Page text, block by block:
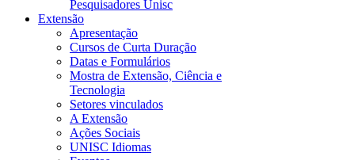
Pesquisadores Unisc
Extensão
Apresentação
Cursos de Curta Duração
Datas e Formulários
Mostra de Extensão, Ciência e
Tecnologia
Setores vinculados
A Extensão
Ações Sociais
UNISC Idiomas